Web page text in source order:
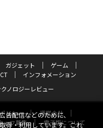
ガジェット
ゲーム
インフォメーション
ノロジーレビュー
リシー
運営会社
ッフ募集 電子版について
告配信などのために、
得・利用しています。これ